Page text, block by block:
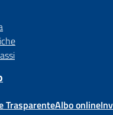
TrasparenteAlbo online